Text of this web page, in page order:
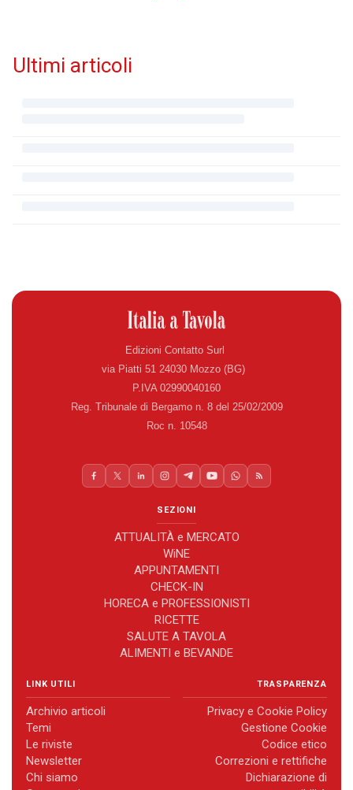
Ultimi articoli
Edizioni Contatto Surl
via Piatti 51 24030 Mozzo (BG)
P.IVA 02990040160
Reg. Tribunale di Bergamo n. 8 del 25/02/2009
Roc n. 10548
SEZIONI
ATTUALITÀ e MERCATO
WiNE
APPUNTAMENTI
CHECK-IN
HORECA e PROFESSIONISTI
RICETTE
SALUTE A TAVOLA
ALIMENTI e BEVANDE
LINK UTILI
Archivio articoli
Temi
Le riviste
Newsletter
Chi siamo
TRASPARENZA
Privacy e Cookie Policy
Gestione Cookie
Codice etico
Correzioni e rettifiche
Dichiarazione di